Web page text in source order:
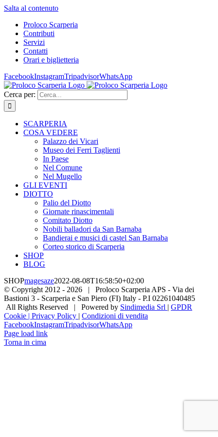
Salta al contenuto
Proloco Scarperia
Contributi
Servizi
Contatti
Orari e biglietteria
FacebookInstagramTripadvisorWhatsApp
Cerca per:
SCARPERIA
COSA VEDERE
Palazzo dei Vicari
Museo dei Ferri Taglienti
In Paese
Nel Comune
Nel Mugello
GLI EVENTI
DIOTTO
Palio del Diotto
Giornate rinascimentali
Comitato Diotto
Nobili balladori da San Barnaba
Bandierai e musici di castel San Barnaba
Corteo storico di Scarperia
SHOP
BLOG
SHOPmagesaze2022-08-08T16:58:50+02:00
© Copyright 2012 - 2026 | Proloco Scarperia APS - Via dei
Bastioni 3 - Scarperia e San Piero (FI) Italy - P.I 02261040485
All Rights Reserved | Powered by Sindimedia Srl | GPDR
Cookie | Privacy Policy | Condizioni di vendita
FacebookInstagramTripadvisorWhatsApp
Page load link
Torna in cima